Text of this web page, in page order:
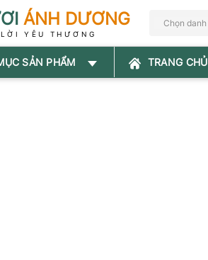
ÁNH DƯƠNG
YÊU THƯƠNG
SẢN PHẨM TRANG CHỦ